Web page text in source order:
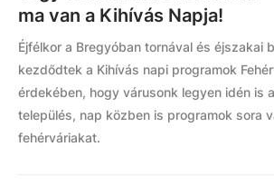
ma van a Kihívás Napja!
Éjfélkor a Bregyóban tornával és éjszakai
kezdődtek a Kihívás napi programok
érdekében, hogy várusonk legyen idén is
település, nap közben is programok sora
fehérváriakat.